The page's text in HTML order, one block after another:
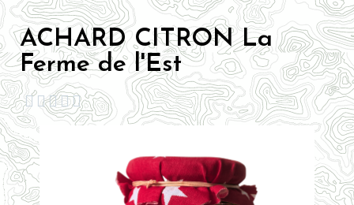
ACHARD CITRON La
Ferme de l'Est
 